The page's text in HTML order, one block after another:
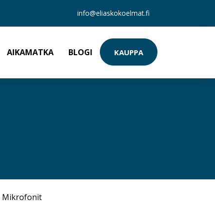
info@eliaskokoelmat.fi
AIKAMATKA BLOGI KAUPPA
Mikrofonit